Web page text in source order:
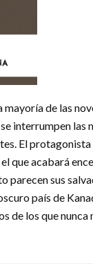
mayoría de las
interrumpen las
El
que acabará
parecen sus
país de
de los que